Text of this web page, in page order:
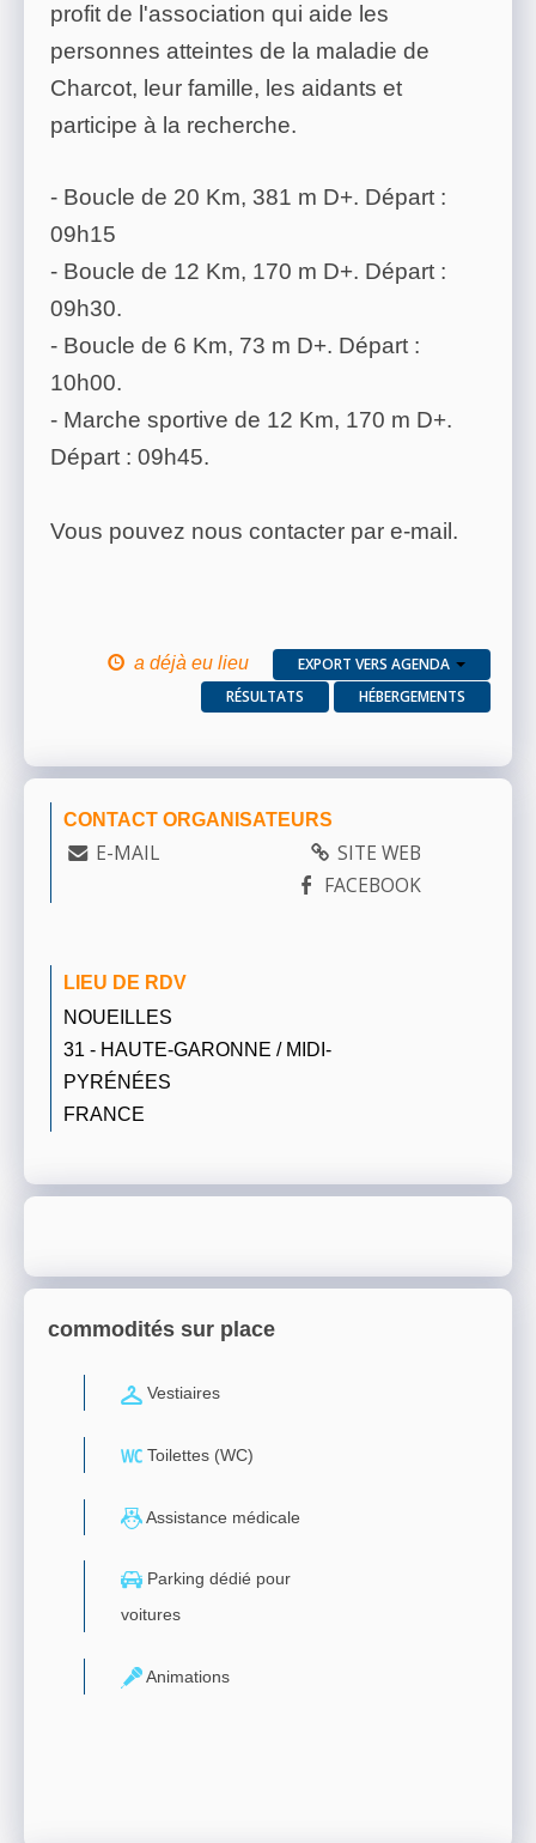
profit de l'association qui aide les
personnes atteintes de la maladie de
Charcot, leur famille, les aidants et
participe à la recherche.
- Boucle de 20 Km, 381 m D+. Départ :
09h15
- Boucle de 12 Km, 170 m D+. Départ :
09h30.
- Boucle de 6 Km, 73 m D+. Départ :
10h00.
- Marche sportive de 12 Km, 170 m D+.
Départ : 09h45.
Vous pouvez nous contacter par e-mail.
a déjà eu lieu
EXPORT VERS AGENDA
RÉSULTATS
HÉBERGEMENTS
CONTACT ORGANISATEURS
E-MAIL
SITE WEB
FACEBOOK
LIEU DE RDV
NOUEILLES
31 - HAUTE-GARONNE / MIDI-
PYRÉNÉES
FRANCE
commodités sur place
Vestiaires
Toilettes (WC)
Assistance médicale
Parking dédié pour
voitures
Animations